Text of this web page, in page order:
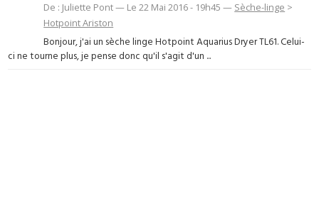
De : Juliette Pont — Le 22 Mai 2016 - 19h45 — Sèche-linge >
Hotpoint Ariston
Bonjour, j'ai un sèche linge Hotpoint Aquarius Dryer TL61. Celui-
ci ne tourne plus, je pense donc qu'il s'agit d'un ...